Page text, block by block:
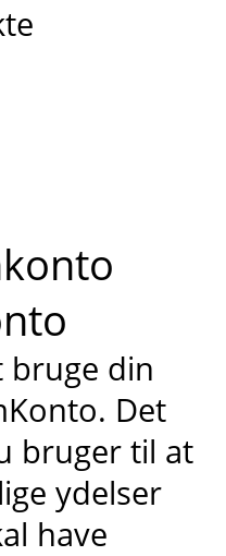
bruge din
Det
bruger til at
ydelser
have